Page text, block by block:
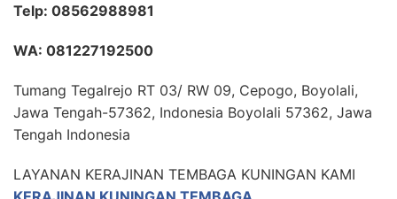
Telp: 08562988981
WA: 081227192500
Tumang Tegalrejo RT 03/ RW 09, Cepogo, Boyolali,
Jawa Tengah-57362, Indonesia Boyolali 57362, Jawa
Tengah Indonesia
LAYANAN KERAJINAN TEMBAGA KUNINGAN KAMI